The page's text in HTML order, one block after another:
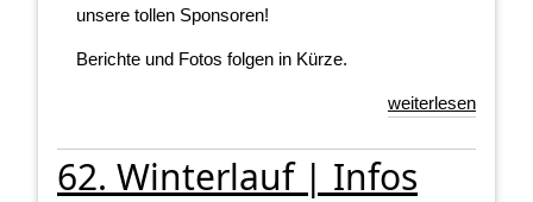
unsere tollen Sponsoren!
Berichte und Fotos folgen in Kürze.
weiterlesen
62. Winterlauf | Infos